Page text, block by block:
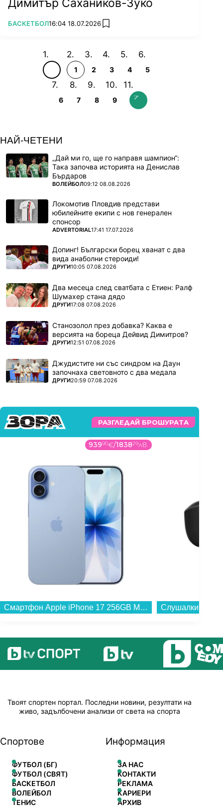
Димитър Сахаников-Зуко
ПОВЕЧЕ ОТ
БАСКЕТБОЛ16:04 18.07.2026 add favorites
1 2 3 4 5
6 7 8 9
НАЙ-ЧЕТЕНИ
„Дай ми го, ще го направя шампион“:
Така започва историята на Денислав
Бърдаров
ПОВЕЧЕ ОТ
ВОЛЕЙБОЛ09:12 08.08.2026
Локомотив Пловдив представи
юбилейните екипи с нов генерален
спонсор
ПОВЕЧЕ ОТ
ADVERTORIAL17:41 17.07.2026
Допинг! Български борец хванат с два
вида анаболни стероиди!
ПОВЕЧЕ ОТ
ДРУГИ10:05 07.08.2026
Два месеца след сватбата с Етиен: Ралф
Шумахер стана дядо
ПОВЕЧЕ ОТ
ДРУГИ17:08 07.08.2026
Станозолол през добавка? Каква е
версията на бореца Дейвид Димитров?
ПОВЕЧЕ ОТ
ДРУГИ12:51 07.08.2026
Джудистите ни със синдром на Даун
започнаха световното с два медала
ПОВЕЧЕ ОТ
ДРУГИ20:59 07.08.2026
РАЗГЛЕДАЙ БРОШУРАТА
93990€/183829лв.
Смартфон Apple iPhone 17 256GB Mist Blue mg6l4 , 256 GB, 8 GB...
Твоят спортен портал. Последни новини, резултати на
живо, задълбочени анализи от света на спорта
Спортове
ФУТБОЛ (БГ)
ФУТБОЛ (СВЯТ)
БАСКЕТБОЛ
ВОЛЕЙБОЛ
ТЕНИС
Информация
ЗА НАС
КОНТАКТИ
РЕКЛАМА
КАРИЕРИ
АРХИВ